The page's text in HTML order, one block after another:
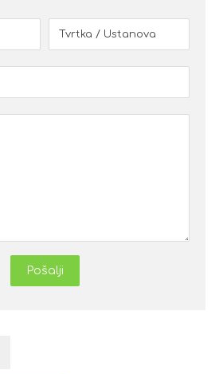
Pošalji